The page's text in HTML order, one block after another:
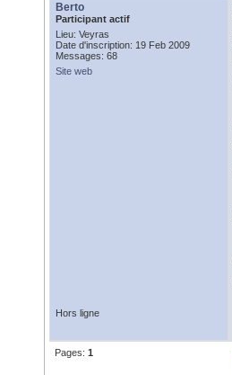
Berto
Participant actif
Lieu: Veyras
Date d'inscription: 19 Feb 2009
Messages: 68
Site web
Hors ligne
Pages: 1